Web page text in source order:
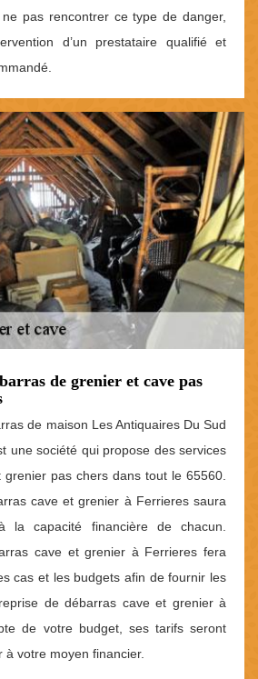
pas rencontrer ce type de danger,
d’un prestataire qualifié et
de grenier et cave pas
de maison Les Antiquaires Du Sud
une société qui propose des services
pas chers dans tout le 65560.
cave et grenier à Ferrieres saura
la capacité financière de chacun.
cave et grenier à Ferrieres fera
cas et les budgets afin de fournir les
de débarras cave et grenier à
de votre budget, ses tarifs seront
votre moyen financier.